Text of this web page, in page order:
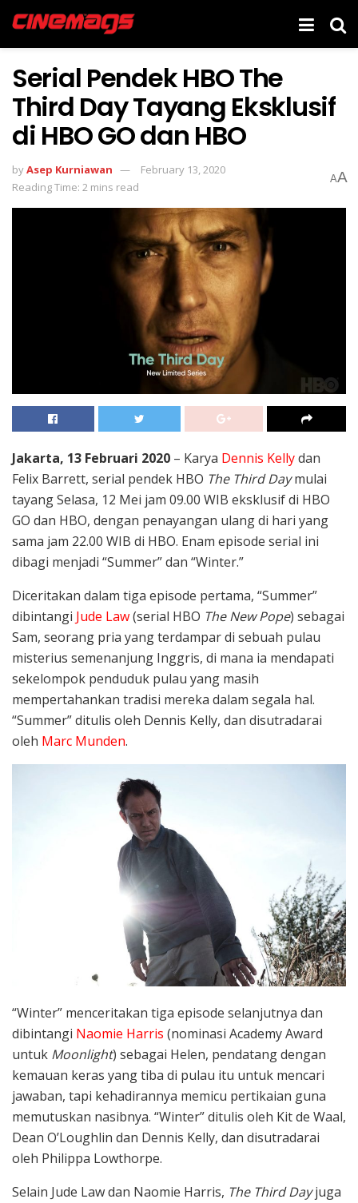
Serial Pendek HBO The
Third Day Tayang Eksklusif
di HBO GO dan HBO
byAsep Kurniawan
February 13, 2020
Reading Time: 2 mins read
AA
Jakarta, 13 Februari 2020 – Karya Dennis Kellydan
Felix Barrett, serial pendek HBO The Third Daymulai
tayang Selasa, 12 Mei jam 09.00 WIB eksklusif di HBO
GO dan HBO, dengan penayangan ulang di hari yang
sama jam 22.00 WIB di HBO. Enam episode serial ini
dibagi menjadi “Summer” dan “Winter.”
Diceritakan dalam tiga episode pertama, “Summer”
dibintangi Jude Law(serial HBO The New Pope) sebagai
Sam, seorang pria yang terdampar di sebuah pulau
misterius semenanjung Inggris, di mana ia mendapati
sekelompok penduduk pulau yang masih
mempertahankan tradisi mereka dalam segala hal.
“Summer” ditulis oleh Dennis Kelly, dan disutradarai
oleh Marc Munden.
“Winter” menceritakan tiga episode selanjutnya dan
dibintangi Naomie Harris (nominasi Academy Award
untuk Moonlight) sebagai Helen, pendatang dengan
kemauan keras yang tiba di pulau itu untuk mencari
jawaban, tapi kehadirannya memicu pertikaian guna
memutuskan nasibnya. “Winter” ditulis oleh Kit de Waal,
Dean O’Loughlin dan Dennis Kelly, dan disutradarai
oleh Philippa Lowthorpe.
Selain Jude Law dan Naomie Harris, The Third Dayjuga